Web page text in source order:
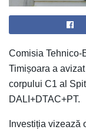
Comisia Tehnico-
Timișoara a
corpului C1 al
DALI+DTAC+PT.
Investiția vizează